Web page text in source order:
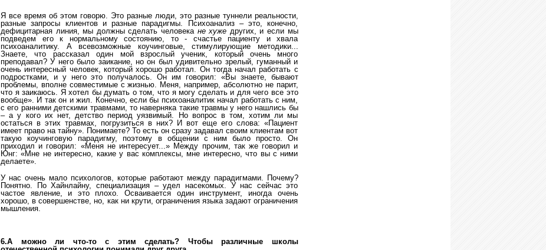
Я все время об этом говорю. Это разные люди, это разные туннели реальности,
разные запросы клиентов и разные парадигмы. Психоанализ – это, конечно,
дефицитарная линия, мы должны сделать человека не хуже других, и если мы
подведем его к нормальному состоянию, то - счастье пациенту и хвала
психоаналитику. А всевозможные коучинговые, стимулирующие методики...
Знаете, что рассказал один мой взрослый ученик, который очень много
преподавал? У него было заикание, но он был удивительно зрелый, гуманный и
очень интересный человек, который хорошо работал. Он тогда начал работать с
подростками, и у него это получалось. Он им говорил: «Вы знаете, бывают
проблемы, вполне совместимые с жизнью. Меня, например, абсолютно не парит,
что я заикаюсь. Я хотел бы думать о том, что я могу сделать и для чего все это
вообще». И так он и жил. Конечно, если бы психоаналитик начал работать с ним,
с его ранними детскими травмами, то наверняка такие травмы у него нашлись бы
– а у кого их нет, детство период уязвимый. Но вопрос в том, хотим ли мы
остаться в этих травмах, погрузиться в них? И вот еще его слова: «Пациент
имеет право на тайну». Понимаете? То есть он сразу задавал своим клиентам вот
такую коучинговую парадигму, поэтому в общении с ним было просто. Он
приходил и говорил: «Меня не интересует...» Между прочим, так же говорил и
Юнг: «Мне не интересно, какие у вас комплексы, мне интересно, что вы с ними
делаете».
У нас очень мало психологов, которые работают между парадигмами. Почему?
Понятно. По Хайнлайну, специализация – удел насекомых. У нас сейчас это
частое явление, и это плохо. Осваивается один инструмент, иногда очень
хорошо, в совершенстве, но, как ни крути, ограничения языка задают ограничения
мышления.
6.А можно ли что-то с этим сделать? Чтобы различные школы